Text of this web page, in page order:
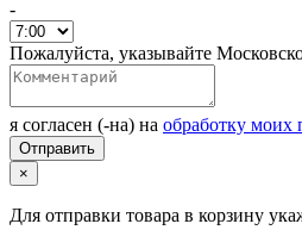
-
Пожалуйста, указывайте
я согласен (-на) на обработку моих
×
Для отправки товара в корзину